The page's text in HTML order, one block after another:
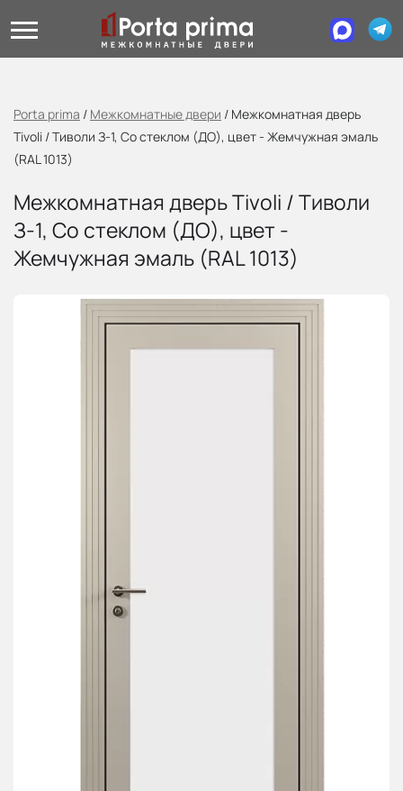
Porta prima / Межкомнатные двери / Межкомнатная дверь
Tivoli / Тиволи З-1, Со стеклом (ДО), цвет - Жемчужная эмаль
(RAL 1013)
Межкомнатная дверь Tivoli / Тиволи
З-1, Со стеклом (ДО), цвет -
Жемчужная эмаль (RAL 1013)